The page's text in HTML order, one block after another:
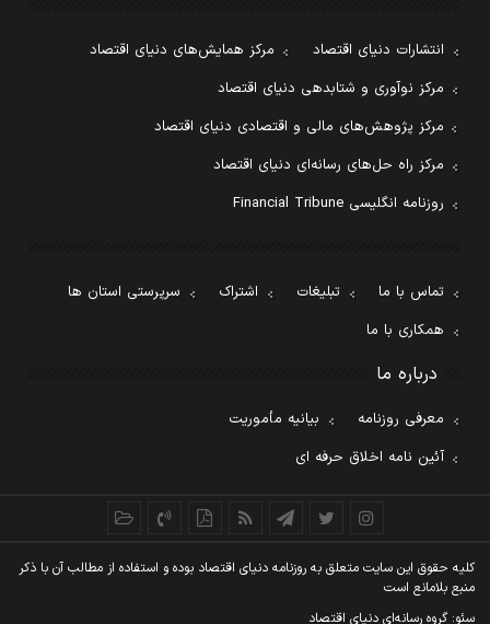
انتشارات دنیای اقتصاد
مرکز همایش‌های دنیای اقتصاد
مرکز نوآوری و شتابدهی دنیای اقتصاد
مرکز پژوهش‌های مالی و اقتصادی دنیای اقتصاد
مرکز راه حل‌های رسانه‌ای دنیای اقتصاد
روزنامه انگلیسی Financial Tribune
تماس با ما تبلیغات اشتراک
سرپرستی استان ها
همکاری با ما
درباره ما
معرفی روزنامه
بیانیه مأموریت
آئین نامه اخلاق حرفه ای
کليه حقوق اين سايت متعلق به روزنامه دنيای اقتصاد بوده و استفاده از مطالب آن با ذکر
منبع بلامانع است
سئو: گروه رسانه‌ای دنیای اقتصاد